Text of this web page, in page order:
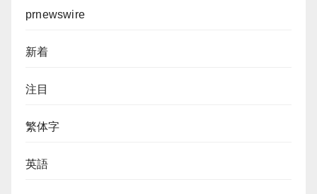
prnewswire
新着
注目
繁体字
英語